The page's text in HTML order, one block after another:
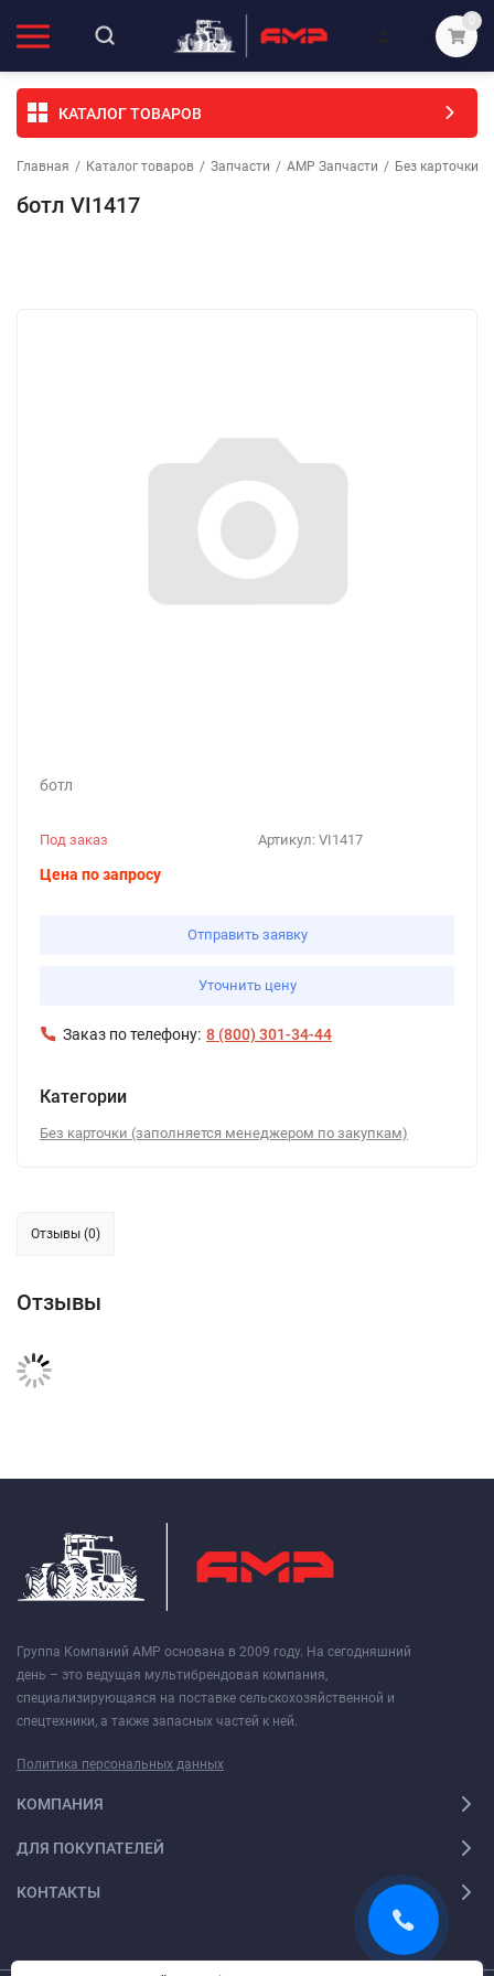
0
КАТАЛОГ ТОВАРОВ
Главная / Каталог товаров / Запчасти / АМР Запчасти / Без карточки
ботл VI1417
ботл
Артикул: VI1417
Под заказ
Цена по запросу
Отправить заявку
Уточнить цену
Заказ по телефону: 8 (800) 301-34-44
Категории
Без карточки (заполняется менеджером по закупкам)
Отзывы (0)
Отзывы
Группа Компаний АМР основана в 2009 году. На сегодняшний
день – это ведущая мультибрендовая компания,
специализирующаяся на поставке сельскохозяйственной и
спецтехники, а также запасных частей к ней.
Политика персональных данных
КОМПАНИЯ
ДЛЯ ПОКУПАТЕЛЕЙ
КОНТАКТЫ